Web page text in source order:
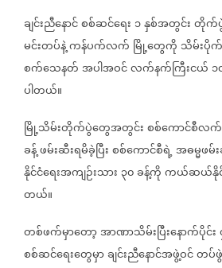
ချင်းညီနောင်စစ်ဆင်ရေး ၁နှစ်အတွင်းတိုက်
မင်းတပ်နဲ့ကန်ပက်လက် မြို့တွေကို သိမ်းပိုက်
စက်သေနတ်အပါအဝင်လက်နက်ကြီးငယ်
ပါတယ်။
မြို့သိမ်းတိုက်ပွဲတွေအတွင်းစစ်ကောင်စီလ
ခန့်ဖမ်းဆီးရမိခဲ့ပြီးစစ်ကောင်စီရဲ့အဓမ္မဖမ်
နိုင်ငံရေးအကျဉ်းသား ၃၀ခန့်ကိုကယ်ဆယ်နို
တယ်။
တစ်ဖက်မှာတော့အာဏာသိမ်းပြီးနောက်ပိုင်း
စစ်ဆင်ရေးတွေမှာချင်းညီနောင်အဖွဲ့ဝင်တပ်